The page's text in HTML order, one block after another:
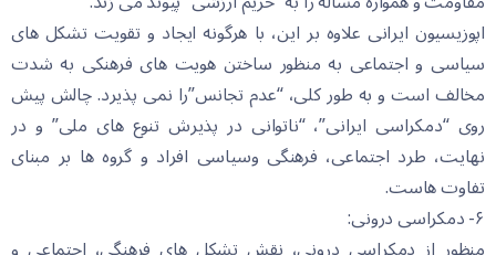
اپوزیسیون ایرانی علاوه بر این، با هرگونه ایجاد و تقویت تشکل های
سیاسی و اجتماعی به منظور ساختن هویت های فرهنکی به شدت
مخالف است و به طور کلی، “عدم تجانس”را نمی پذیرد. چالش پیش
روی “دمکراسی ایرانی”، “ناتوانی در پذیرش تنوع های ملی” و در
نهایت، طرد اجتماعی، فرهنگی وسیاسی افراد و گروه ها بر مبنای
تفاوت هاست.
۶- دمکراسی درونی: